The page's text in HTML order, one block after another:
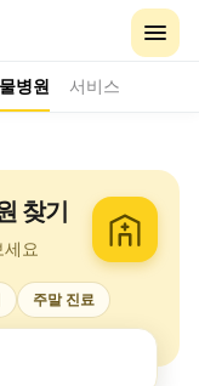
병원 서비스
찾기
요
주말 진료